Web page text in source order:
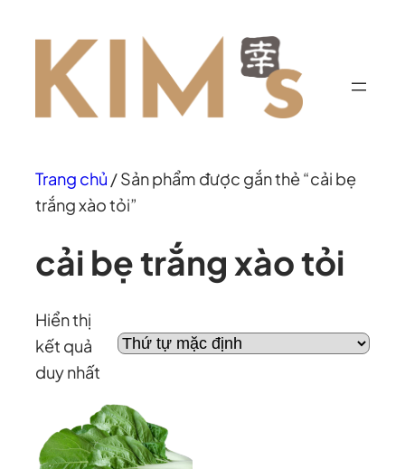
đến
dung
Trang chủ / Sản phẩm được gắn thẻ “cải bẹ
trắng xào tỏi”
cải bẹ trắng xào tỏi
Hiển thị
kết quả
duy nhất